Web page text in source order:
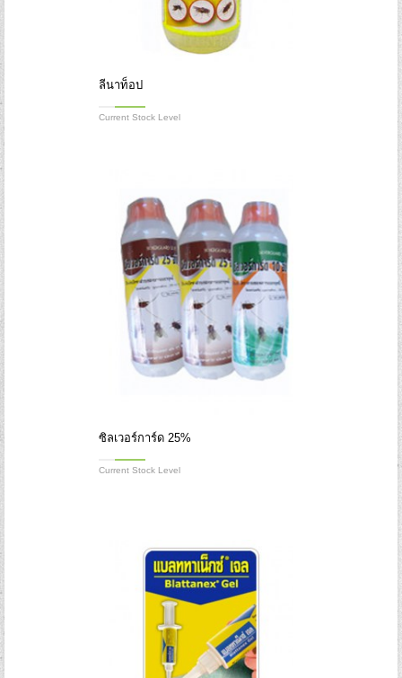
ลีนาท็อป
Current Stock Level
ซิลเวอร์การ์ด 25%
Current Stock Level